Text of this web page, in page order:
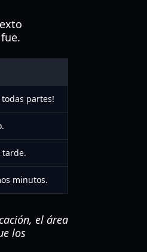
todas partes!
tarde.
minutos.
el área
los